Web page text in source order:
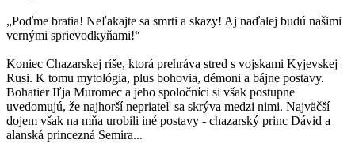
„Poďme bratia! Neľakajte sa smrti a skazy! Aj naďalej budú našimi
vernými sprievodkyňami!“
Koniec Chazarskej ríše, ktorá prehráva stred s vojskami Kyjevskej
Rusi. K tomu mytológia, plus bohovia, démoni a bájne postavy.
Bohatier Iľja Muromec a jeho spoločníci si však postupne
uvedomujú, že najhorší nepriateľ sa skrýva medzi nimi. Najväčší
dojem však na mňa urobili iné postavy - chazarský princ Dávid a
alanská princezná Semira...